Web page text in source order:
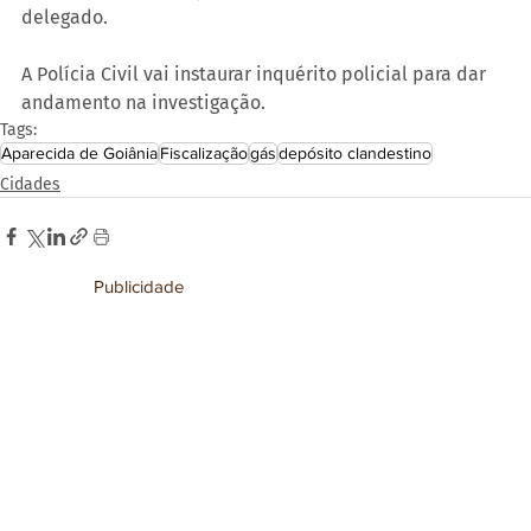
delegado.
A Polícia Civil vai instaurar inquérito policial para dar
andamento na investigação.
Tags:
Aparecida de GoiâniaFiscalizaçãogásdepósito clandestino
Cidades
Publicidade